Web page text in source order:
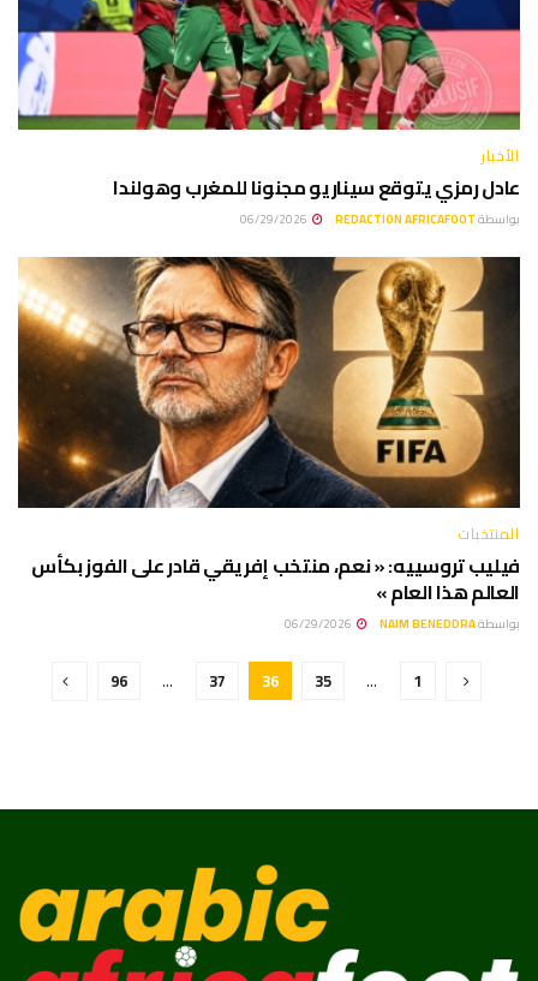
الأخبار
عادل رمزي يتوقع سيناريو مجنونا للمغرب وهولندا
بواسطةREDACTION AFRICAFOOT
المنتخبات
فيليب تروسييه: « نعم، منتخب إفريقي قادر على الفوز بكأس
العالم هذا العام »
بواسطةNAIM BENEDDRA
1
…
35
36
37
…
96